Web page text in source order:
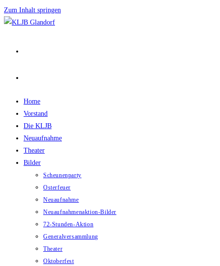
Zum Inhalt springen
Home
Vorstand
Die KLJB
Neuaufnahme
Theater
Bilder
Scheunenparty
Osterfeuer
Neuaufnahme
Neuaufnahmenaktion-Bilder
72-Stunden-Aktion
Generalversammlung
Theater
Oktoberfest